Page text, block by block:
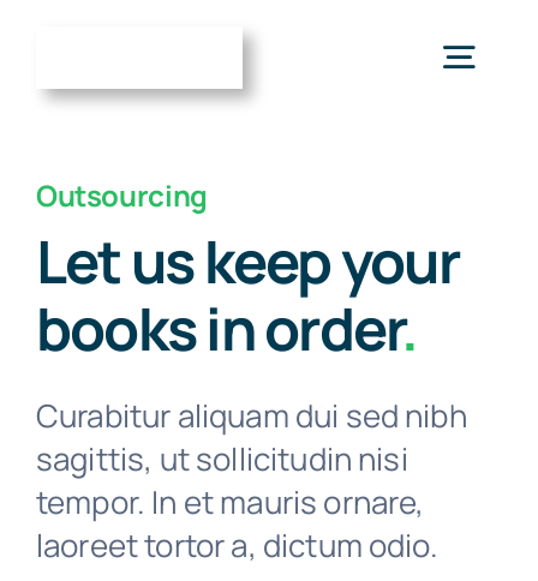
springen
Über uns
Leistungen
Tools für Mandanten
Recht
Outsourcing
Let us keep your
books in order.
Curabitur aliquam dui sed nibh
sagittis, ut sollicitudin nisi
tempor. In et mauris ornare,
laoreet tortor a, dictum odio.